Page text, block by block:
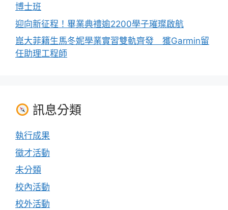
博士班
迎向新征程！畢業典禮逾2200學子璀璨啟航
崑大菲籍生馬冬妮學業實習雙軌齊發 獲Garmin留
任助理工程師
訊息分類
執行成果
徵才活動
未分類
校內活動
校外活動